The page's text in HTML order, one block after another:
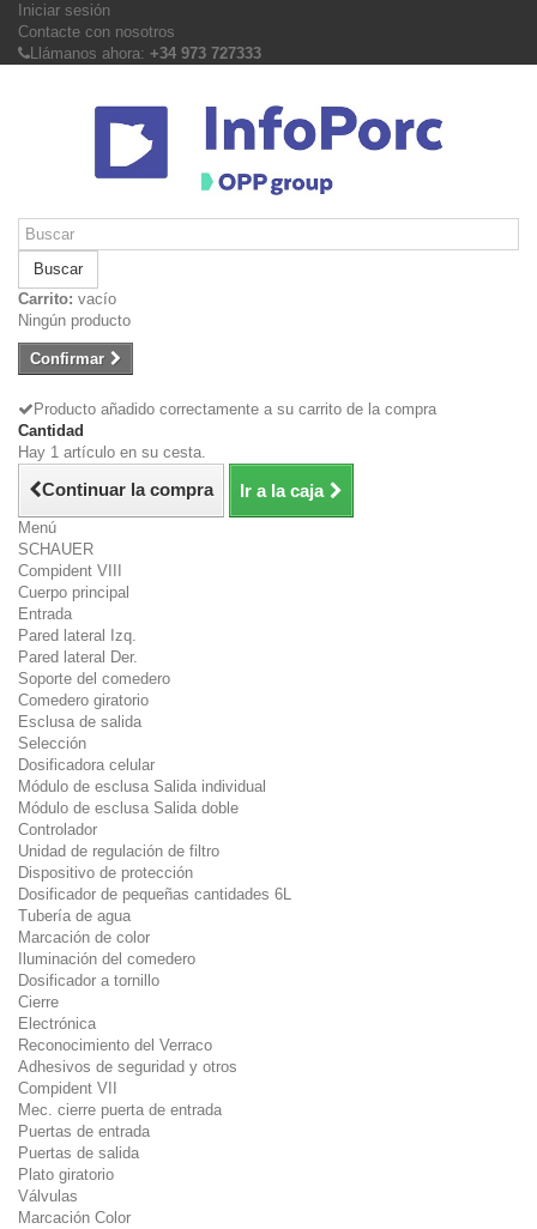
Iniciar sesión
Contacte con nosotros
Llámanos ahora: +34 973 727333
Buscar
Carrito: vacío
Ningún producto
Confirmar
Producto añadido correctamente a su carrito de la compra
Cantidad
Hay 1 artículo en su cesta.
Continuar la compra Ir a la caja
Menú
SCHAUER
Compident VIII
Cuerpo principal
Entrada
Pared lateral Izq.
Pared lateral Der.
Soporte del comedero
Comedero giratorio
Esclusa de salida
Selección
Dosificadora celular
Módulo de esclusa Salida individual
Módulo de esclusa Salida doble
Controlador
Unidad de regulación de filtro
Dispositivo de protección
Dosificador de pequeñas cantidades 6L
Tubería de agua
Marcación de color
Iluminación del comedero
Dosificador a tornillo
Cierre
Electrónica
Reconocimiento del Verraco
Adhesivos de seguridad y otros
Compident VII
Mec. cierre puerta de entrada
Puertas de entrada
Puertas de salida
Plato giratorio
Válvulas
Marcación Color